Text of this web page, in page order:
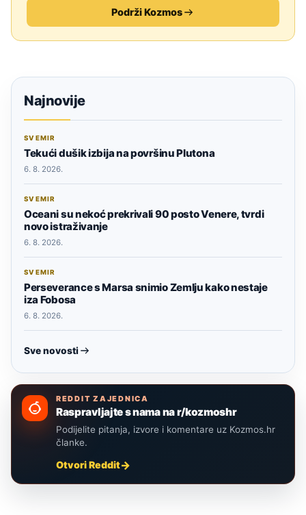
Podrži Kozmos
Najnovije
SVEMIR
Tekući dušik izbija na površinu Plutona
6. 8. 2026.
SVEMIR
Oceani su nekoć prekrivali 90 posto Venere, tvrdi
novo istraživanje
6. 8. 2026.
SVEMIR
Perseverance s Marsa snimio Zemlju kako nestaje
iza Fobosa
6. 8. 2026.
Sve novosti
REDDIT ZAJEDNICA
Raspravljajte s nama na r/kozmoshr
Podijelite pitanja, izvore i komentare uz Kozmos.hr
članke.
Otvori Reddit